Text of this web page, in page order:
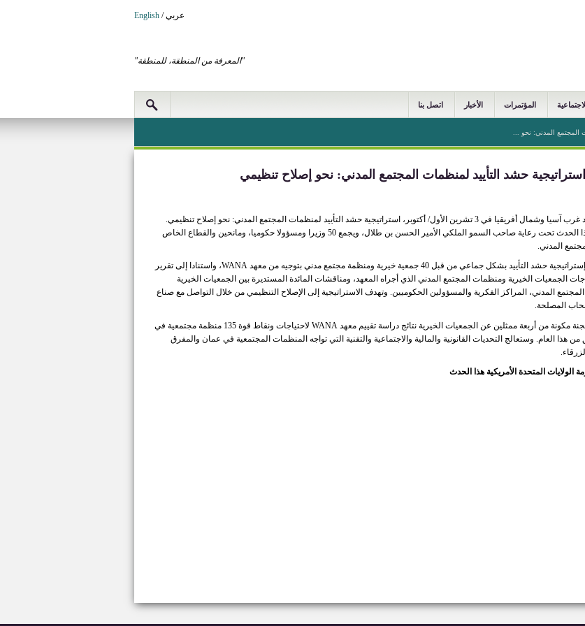
عربي/
English
"المعرفة من المنطقة، للمنطقة"
المؤتمرات الأخبار اتصل بنا
المجتمع المدني: نحو ...
حشد التأييد لمنظمات المجتمع المدني: نحو إصلاح تنظيمي
يطلق معهد غرب آسيا وشمال أفريقيا في 3 تشرين الأول/ أكتوبر، استراتيجية حشد التأييد لمنظمات المجتمع المدني: نحو إصلاح تنظيمي.
وسيعقد هذا الحدث تحت رعاية صاحب السمو الملكي الأمير الحسن بن طلال، ويجمع 50 وزيرا ومسؤولا حكوميا، ومانحين والقطاع الخاص
المدني.
تم تصميم إستراتيجية حشد التأييد بشكل جماعي من قبل 40 جمعية خيرية ومنظمة مجتمع مدني بتوجيه من معهد WANA، واستنادا إلى تقرير
الجمعيات الخيرية ومنظمات المجتمع المدني الذي أجراه المعهد، ومناقشات المائدة المستديرة بين الجمعيات الخيرية
المدني، المراكز الفكرية والمسؤولين الحكوميين. وتهدف الاستراتيجية إلى الإصلاح التنظيمي من خلال التواصل مع صناع
المصلحة.
ستناقش لجنة مكونة من أربعة ممثلين عن الجمعيات الخيرية نتائج دراسة تقييم معهد WANA لاحتياجات ونقاط قوة 135 منظمة مجتمعية في
هذا العام. وستعالج التحديات القانونية والمالية والاجتماعية والتقنية التي تواجه المنظمات المجتمعية في عمان والمفرق
الولايات المتحدة الأمريكية هذا الحدث